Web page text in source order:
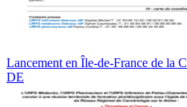
Lancement en Île-de-France de
DE